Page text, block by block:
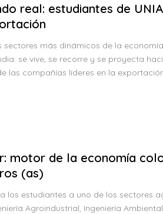
real: estudiantes de
sectores más dinámicos de la
se vive, se recorre y se proyecta
las compañías líderes en la
motor de la economía
(as)
los estudiantes a uno de los sectores
Agroindustrial, Ingeniería